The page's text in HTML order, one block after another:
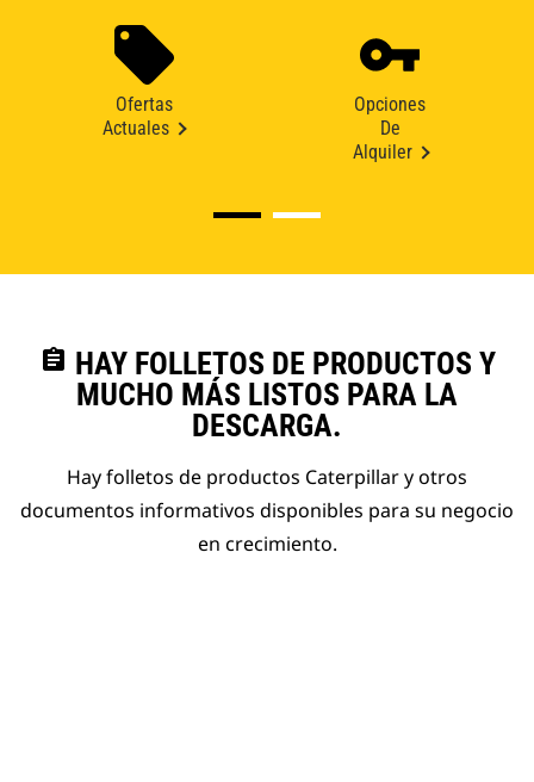
Ofertas
Actuales
Opciones
De
Alquiler
assignment HAY FOLLETOS DE PRODUCTOS Y
MUCHO MÁS LISTOS PARA LA
DESCARGA.
Hay folletos de productos Caterpillar y otros
documentos informativos disponibles para su negocio
en crecimiento.